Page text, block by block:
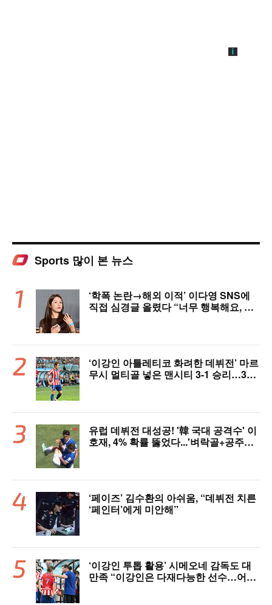
Sports 많이 본 뉴스
‘학폭 논란→해외 이적’ 이다영 SNS에
직접 심경글 올렸다 “너무 행복해요, 여
‘이강인 아틀레티코 화려한 데뷔전’ 마르
무시 멀티골 넣은 맨시티 3-1 승리…3년
유럽 데뷔전 대성공! '韓 국대 공격수' 이
호재, 4% 확률 뚫었다...'벼락골+공주님
‘페이즈’ 김수환의 아쉬움, “데뷔전 치른
‘페인터’에게 미안해”
‘이강인 투톱 활용’ 시메오네 감독도 대
만족 “이강인은 다재다능한 선수…어떤